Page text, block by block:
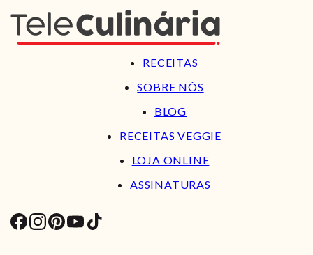
RECEITAS
SOBRE NÓS
BLOG
RECEITAS VEGGIE
LOJA ONLINE
ASSINATURAS